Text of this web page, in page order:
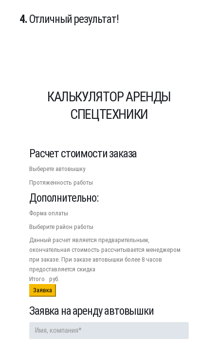
4.Отличный результат!
КАЛЬКУЛЯТОР АРЕНДЫ
СПЕЦТЕХНИКИ
Расчет стоимости заказа
Выберете автовышку
Протяженность работы
Дополнительно:
Форма оплаты
Выберите район работы
Данный расчет является предварительным,
окончательная стоимость рассчитывается менеджером
при заказе. При заказе автовышки более 8 часов
предоставляется скидка
Итого
руб.
Заявка
Заявка на аренду автовышки